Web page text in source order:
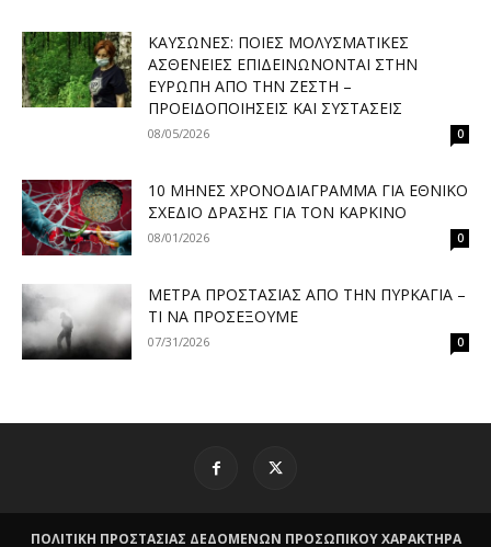
ΚΑΎΣΩΝΕΣ: ΠΟΙΕΣ ΜΟΛΥΣΜΑΤΙΚΈΣ
ΑΣΘΈΝΕΙΕΣ ΕΠΙΔΕΙΝΏΝΟΝΤΑΙ ΣΤΗΝ
ΕΥΡΏΠΗ ΑΠΌ ΤΗΝ ΖΈΣΤΗ –
ΠΡΟΕΙΔΟΠΟΙΉΣΕΙΣ ΚΑΙ ΣΥΣΤΆΣΕΙΣ
08/05/2026 0
10 ΜΉΝΕΣ ΧΡΟΝΟΔΙΆΓΡΑΜΜΑ ΓΙΑ ΕΘΝΙΚΌ
ΣΧΈΔΙΟ ΔΡΆΣΗΣ ΓΙΑ ΤΟΝ ΚΑΡΚΊΝΟ
08/01/2026 0
ΜΈΤΡΑ ΠΡΟΣΤΑΣΊΑΣ ΑΠΌ ΤΗΝ ΠΥΡΚΑΓΙΆ –
ΤΙ ΝΑ ΠΡΟΣΈΞΟΥΜΕ
07/31/2026 0
ΠΟΛΙΤΙΚΗ ΠΡΟΣΤΑΣΙΑΣ ΔΕΔΟΜΕΝΩΝ ΠΡΟΣΩΠΙΚΟΥ ΧΑΡΑΚΤΗΡΑ